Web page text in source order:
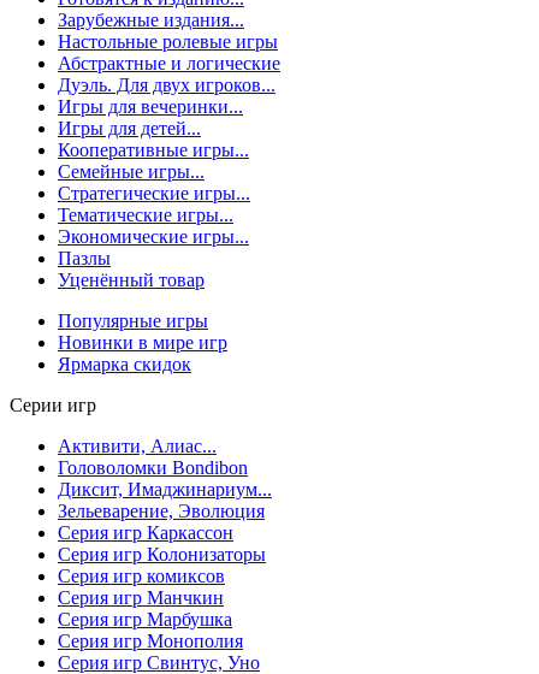
Зарубежные издания...
Настольные ролевые игры
Абстрактные и логические
Дуэль. Для двух игроков...
Игры для вечеринки...
Игры для детей...
Кооперативные игры...
Семейные игры...
Стратегические игры...
Тематические игры...
Экономические игры...
Пазлы
Уценённый товар
Популярные игры
Новинки в мире игр
Ярмарка скидок
Серии игр
Активити, Алиас...
Головоломки Bondibon
Диксит, Имаджинариум...
Зельеварение, Эволюция
Серия игр Каркассон
Серия игр Колонизаторы
Серия игр комиксов
Серия игр Манчкин
Серия игр Марбушка
Серия игр Монополия
Серия игр Свинтус, Уно